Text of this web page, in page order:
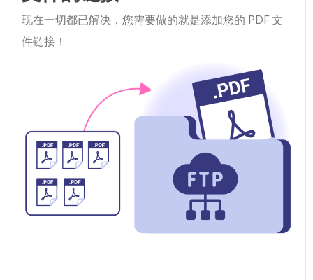
现在一切都已解决，您需要做的就是添加您的 PDF 文
件链接！